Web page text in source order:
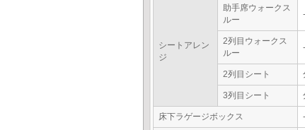
シートアレン
ジ
助手席ウォークス
ルー
-
2列目ウォークス
ルー
-
2列目シート
3列目シート
床下ラゲージボックス -